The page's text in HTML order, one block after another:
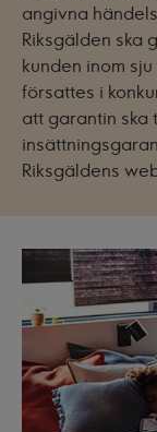
angivna
Riksgälden ska
kunden inom
försattes i
att garantin ska
Riksgäldens